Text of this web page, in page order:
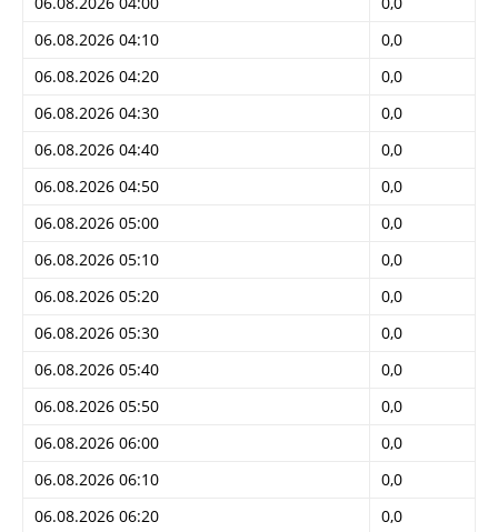
06.08.2026 04:10
0,0
06.08.2026 04:20
0,0
06.08.2026 04:30
0,0
06.08.2026 04:40
0,0
06.08.2026 04:50
0,0
06.08.2026 05:00
0,0
06.08.2026 05:10
0,0
06.08.2026 05:20
0,0
06.08.2026 05:30
0,0
06.08.2026 05:40
0,0
06.08.2026 05:50
0,0
06.08.2026 06:00
0,0
06.08.2026 06:10
0,0
06.08.2026 06:20
0,0